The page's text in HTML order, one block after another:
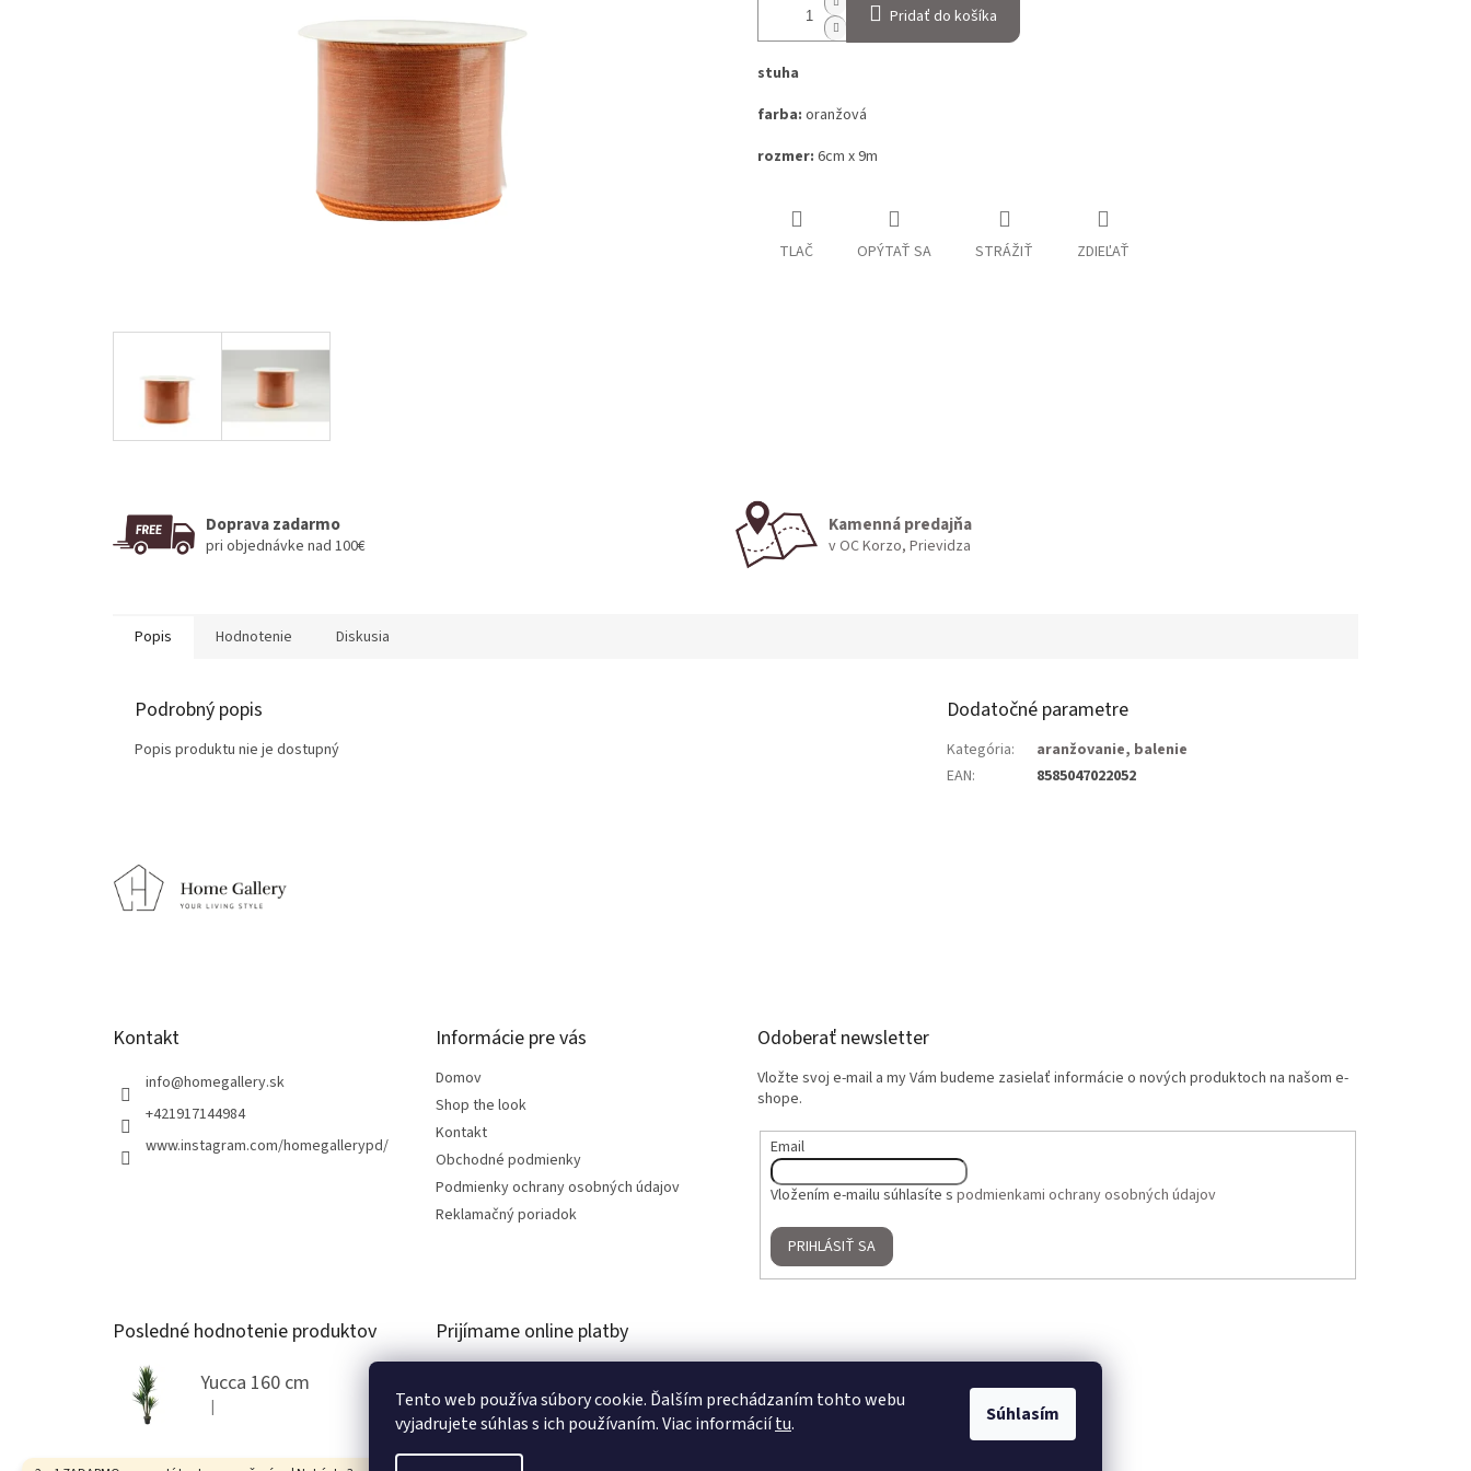
Tento web používa súbory cookie. Ďalším prechádzaním tohto webu
vyjadrujete súhlas s ich používaním. Viac informáciítu. Súhlasím
Pridať do košíka
stuha
farba: oranžová
rozmer: 6cm x 9m
TLAČ OPÝTAŤ SA STRÁŽIŤ ZDIEĽAŤ
Doprava zadarmo
pri objednávke nad 100€
Kamenná predajňa
v OC Korzo, Prievidza
Popis Hodnotenie Diskusia
Podrobný popis
Popis produktu nie je dostupný
Dodatočné parametre
Kategória:
aranžovanie, balenie
EAN: 8585047022052
Kontakt
info@homegallery.sk
+421917144984
www.instagram.com/homegallerypd/
Informácie pre vás
Domov
Shop the look
Kontakt
Obchodné podmienky
Podmienky ochrany osobných údajov
Reklamačný poriadok
Odoberať newsletter
Vložte svoj e-mail a my Vám budeme zasielať informácie o nových produktoch na našom e-
shope.
Email
Vložením e-mailu súhlasíte s podmienkami ochrany osobných údajov
PRIHLÁSIŤ SA
Posledné hodnotenie produktov
Yucca 160 cm
Hodnotenie produktu je 5 z 5 hviezdičiek.
|
Prijímame online platby